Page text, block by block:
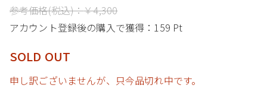
参考価格(税込)：￥4,300
アカウント登録後の購入で獲得： 159 Pt
SOLD OUT
申し訳ございませんが、只今品切れ中です。